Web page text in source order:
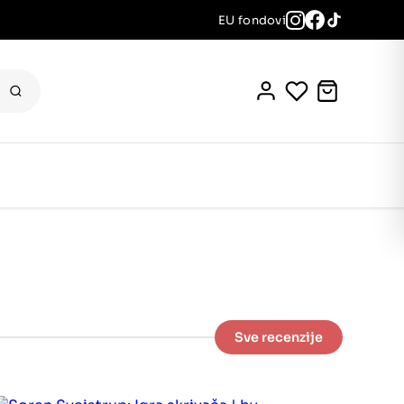
EU fondovi
Sve recenzije